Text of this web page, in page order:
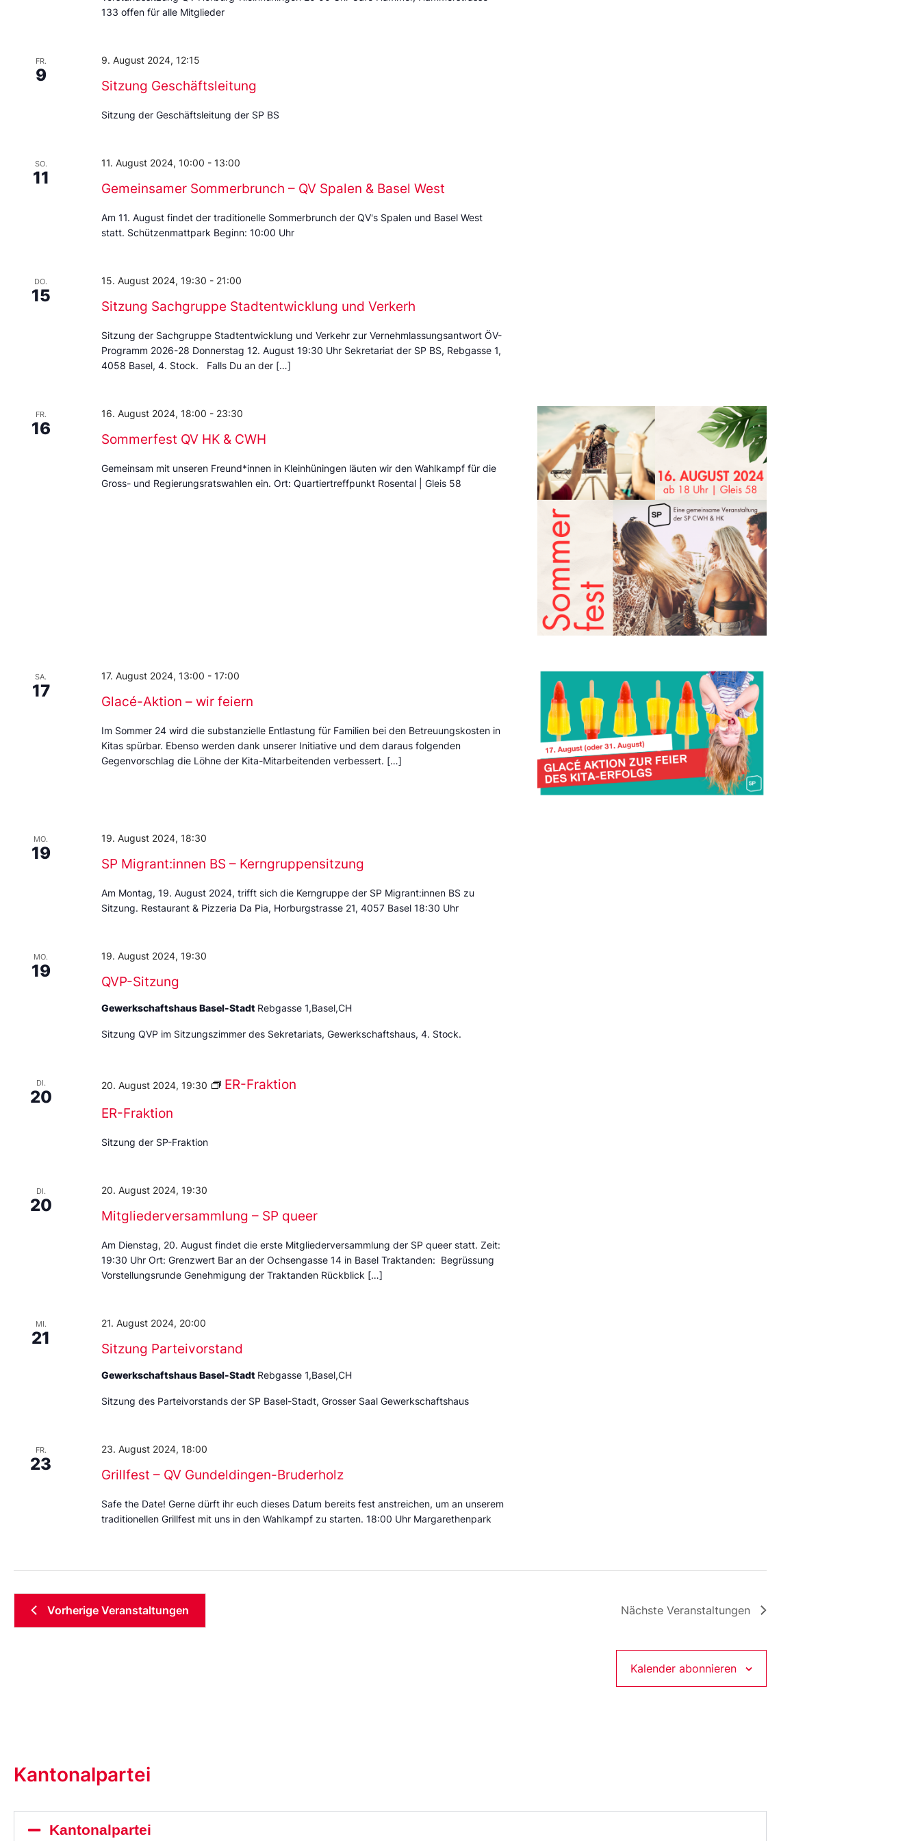
133 offen für alle Mitglieder
FR.
9
Sitzung Geschäftsleitung
9. August 2024, 12:15
Sitzung der Geschäftsleitung der SP BS
SO.
11
Gemeinsamer Sommerbrunch – QV Spalen & Basel West
11. August 2024, 10:00 - 13:00
Am 11. August findet der traditionelle Sommerbrunch der QV's Spalen und Basel West
statt. Schützenmattpark Beginn: 10:00 Uhr
DO.
15
Sitzung Sachgruppe Stadtentwicklung und Verkerh
15. August 2024, 19:30 - 21:00
Sitzung der Sachgruppe Stadtentwicklung und Verkehr zur Vernehmlassungsantwort ÖV-
Programm 2026-28 Donnerstag 12. August 19:30 Uhr Sekretariat der SP BS, Rebgasse 1,
4058 Basel, 4. Stock. Falls Du an der […]
FR.
16
Sommerfest QV HK & CWH
16. August 2024, 18:00 - 23:30
Gemeinsam mit unseren Freund*innen in Kleinhüningen läuten wir den Wahlkampf für die
Gross- und Regierungsratswahlen ein. Ort: Quartiertreffpunkt Rosental | Gleis 58
SA.
17
Glacé-Aktion – wir feiern
17. August 2024, 13:00 - 17:00
Im Sommer 24 wird die substanzielle Entlastung für Familien bei den Betreuungskosten in
Kitas spürbar. Ebenso werden dank unserer Initiative und dem daraus folgenden
Gegenvorschlag die Löhne der Kita-Mitarbeitenden verbessert. […]
MO.
19
SP Migrant:innen BS – Kerngruppensitzung
19. August 2024, 18:30
Am Montag, 19. August 2024, trifft sich die Kerngruppe der SP Migrant:innen BS zu
Sitzung. Restaurant & Pizzeria Da Pia, Horburgstrasse 21, 4057 Basel 18:30 Uhr
MO.
19
QVP-Sitzung
19. August 2024, 19:30
Gewerkschaftshaus Basel-Stadt Rebgasse 1,Basel,CH
Sitzung QVP im Sitzungszimmer des Sekretariats, Gewerkschaftshaus, 4. Stock.
DI.
20
ER-Fraktion
20. August 2024, 19:30 ER-Fraktion
Sitzung der SP-Fraktion
DI.
20
Mitgliederversammlung – SP queer
20. August 2024, 19:30
Am Dienstag, 20. August findet die erste Mitgliederversammlung der SP queer statt. Zeit:
19:30 Uhr Ort: Grenzwert Bar an der Ochsengasse 14 in Basel Traktanden: Begrüssung
Vorstellungsrunde Genehmigung der Traktanden Rückblick […]
MI.
21
Sitzung Parteivorstand
21. August 2024, 20:00
Gewerkschaftshaus Basel-Stadt Rebgasse 1,Basel,CH
Sitzung des Parteivorstands der SP Basel-Stadt, Grosser Saal Gewerkschaftshaus
FR.
23
Grillfest – QV Gundeldingen-Bruderholz
23. August 2024, 18:00
Safe the Date! Gerne dürft ihr euch dieses Datum bereits fest anstreichen, um an unserem
traditionellen Grillfest mit uns in den Wahlkampf zu starten. 18:00 Uhr Margarethenpark
Vorherige Veranstaltungen Nächste Veranstaltungen
Kalender abonnieren
Kantonalpartei
Kantonalpartei